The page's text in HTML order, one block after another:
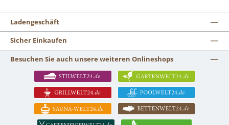
Ladengeschäft
Sicher Einkaufen
Besuchen Sie auch unsere weiteren Onlineshops